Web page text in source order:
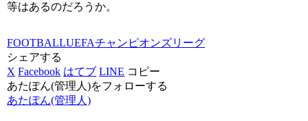
等はあるのだろうか。
FOOTBALLUEFAチャンピオンズリーグ
シェアする
X Facebook はてブ LINE コピー
あたぽん(管理人)をフォローする
あたぽん(管理人)